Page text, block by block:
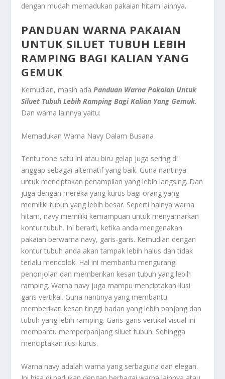
dengan mudah memadukan pakaian hitam lainnya.
PANDUAN WARNA PAKAIAN
UNTUK SILUET TUBUH LEBIH
RAMPING BAGI KALIAN YANG
GEMUK
Kemudian, masih adaPanduan Warna Pakaian Untuk
Siluet Tubuh Lebih Ramping Bagi Kalian Yang Gemuk.
Dan warna lainnya yaitu:
Memadukan Warna Navy Dalam Busana
Tentu tone satu ini atau biru gelap juga sering di
anggap sebagai alternatif yang baik. Guna nantinya
untuk menciptakan penampilan yang lebih langsing. Dan
juga dengan mereka yang kurus bagi orang yang
memiliki tubuh yang lebih besar. Seperti halnya warna
hitam, navy memiliki kemampuan untuk menyamarkan
kontur tubuh. Ini berarti, ketika anda mengenakan
pakaian berwarna navy, garis-garis. Kemudian dengan
kontur tubuh anda akan tampak lebih halus dan tidak
terlalu mencolok. Hal ini membantu mengurangi
penonjolan dan memberikan kesan tubuh yang lebih
ramping. Warna navy juga mampu menciptakan ilusi
garis vertikal. Guna nantinya yang membantu
memberikan kesan tinggi badan yang lebih panjang dan
tubuh yang lebih ramping. Garis-garis vertikal visual ini
membantu memperpanjang siluet tubuh. Sehingga
menciptakan ilusi kurus.
Warna navy adalah warna yang serbaguna dan elegan.